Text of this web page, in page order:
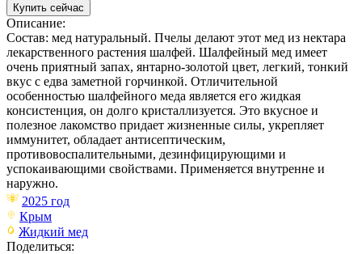
Купить сейчас
Описание:
Состав: мед натуральный. Пчелы делают этот мед из нектара
лекарственного растения шалфей. Шалфейный мед имеет
очень приятный запах, янтарно-золотой цвет, легкий, тонкий
вкус с едва заметной горчинкой. Отличительной
особенностью шалфейного меда является его жидкая
консистенция, он долго кристаллизуется. Это вкусное и
полезное лакомство придает жизненные силы, укрепляет
иммунитет, обладает антисептическим,
противовоспалительными, дезинфицирующими и
успокаивающими свойствами. Применяется внутренне и
наружно.
2025 год
Крым
Жидкий мед
Поделиться: